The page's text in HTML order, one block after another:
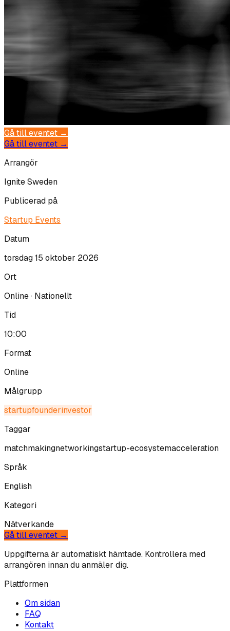
Gå till eventet →
Gå till eventet →
Arrangör
Ignite Sweden
Publicerad på
Startup Events
Datum
torsdag 15 oktober 2026
Ort
Online · Nationellt
Tid
10:00
Format
Online
Målgrupp
startupfounderinvestor
Taggar
matchmakingnetworkingstartup-ecosystemacceleration
Språk
English
Kategori
Nätverkande
Gå till eventet →
Uppgifterna är automatiskt hämtade. Kontrollera med
arrangören innan du anmäler dig.
Plattformen
Om sidan
FAQ
Kontakt